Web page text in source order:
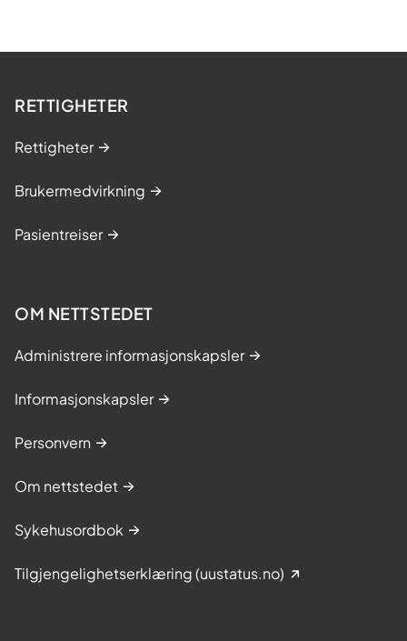
RETTIGHETER
Rettigheter
Brukermedvirkning
Pasientreiser
OM NETTSTEDET
Administrere informasjonskapsler
Informasjonskapsler
Personvern
Om nettstedet
Sykehusordbok
Tilgjengelighetserklæring (uustatus.no)